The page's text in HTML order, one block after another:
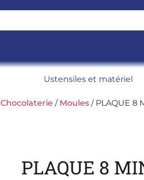
Ustensiles et matériel
Chocolaterie / Moules / PLAQUE 8
PLAQUE 8